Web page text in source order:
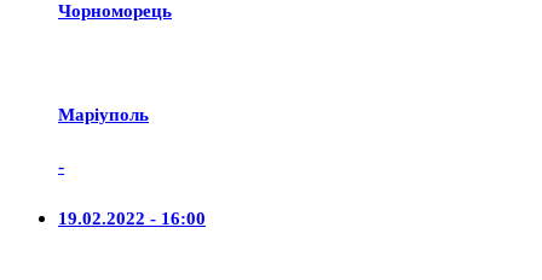
Чорноморець
Маріуполь
-
19.02.2022 - 16:00